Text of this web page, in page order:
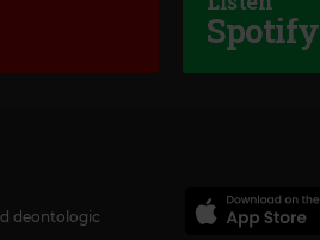
ERROR X ANTONIA –LEVITATE
Spotify
deontologic